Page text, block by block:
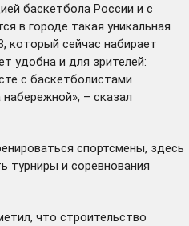
баскетбола России и с
в городе такая уникальная
который сейчас набирает
удобна и для зрителей:
с баскетболистами
– сказал
спортсмены, здесь
турниры и соревнования
что строительство